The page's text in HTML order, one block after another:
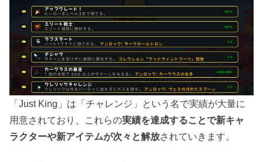
「Just King」は「チャレンジ」という名で実績が大量に
用意されており、これらの実績を達成することで新キャ
ラクターや新アイテムが次々と解放されていきます。